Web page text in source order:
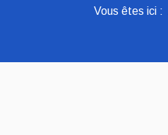
Vous êtes ici :